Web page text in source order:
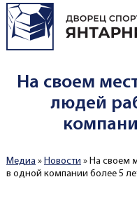
Перейти к основному
На своем
людей
Вы здесь
Медиа» Новости » На своем
в одной компании более 5